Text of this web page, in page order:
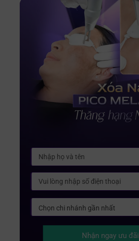
Nhận ngay ưu đãi